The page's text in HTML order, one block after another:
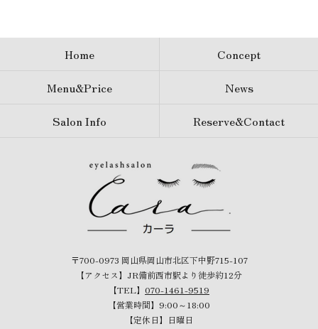
Home
Concept
Menu&Price
News
Salon Info
Reserve&Contact
〒700-0973 岡山県岡山市北区下中野715-107
【アクセス】JR備前西市駅より徒歩約12分
【TEL】 070-1461-9519
【営業時間】9:00～18:00
【定休日】日曜日